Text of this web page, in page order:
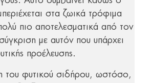
στα ζωικά τρόφιμα
πιο αποτελεσματικά από τον
με αυτόν που υπάρχει
προέλευσης.
φυτικού σιδήρου, ωστόσο,